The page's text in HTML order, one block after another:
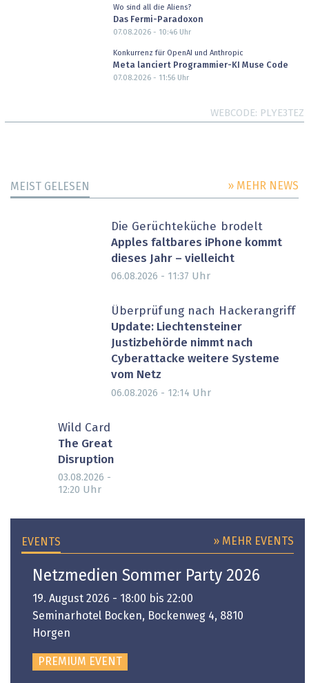
Wo sind all die Aliens?
Das Fermi-Paradoxon
07.08.2026 - 10:46Uhr
Konkurrenz für OpenAI und Anthropic
Meta lanciert Programmier-KI Muse Code
07.08.2026 - 11:56Uhr
WEBCODE PLYE3TEZ
MEIST GELESEN » MEHR NEWS
Die Gerüchteküche brodelt
Apples faltbares iPhone kommt
dieses Jahr – vielleicht
06.08.2026 - 11:37 Uhr
Überprüfung nach Hackerangriff
Update: Liechtensteiner
Justizbehörde nimmt nach
Cyberattacke weitere Systeme
vom Netz
06.08.2026 - 12:14 Uhr
Wild Card
The Great
Disruption
03.08.2026 -
12:20 Uhr
EVENTS » MEHR EVENTS
Netzmedien Sommer Party 2026
19. August 2026 - 18:00 bis 22:00
Seminarhotel Bocken, Bockenweg 4, 8810
Horgen
PREMIUM EVENT